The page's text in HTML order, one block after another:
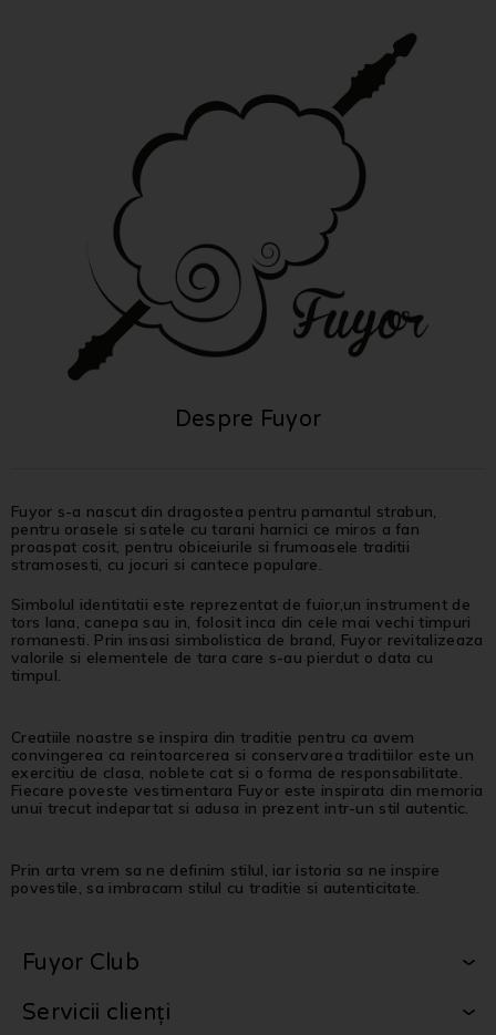
Despre Fuyor
Fuyor s-a nascut din dragostea pentru pamantul strabun,
pentru orasele si satele cu tarani harnici ce miros a fan
proaspat cosit, pentru obiceiurile si frumoasele traditii
stramosesti, cu jocuri si cantece populare.
Simbolul identitatii este reprezentat de fuior,un instrument de
tors lana, canepa sau in, folosit inca din cele mai vechi timpuri
romanesti. Prin insasi simbolistica de brand, Fuyor revitalizeaza
valorile si elementele de tara care s-au pierdut o data cu
timpul.
Creatiile noastre se inspira din traditie pentru ca avem
convingerea ca reintoarcerea si conservarea traditiilor este un
exercitiu de clasa, noblete cat si o forma de responsabilitate.
Fiecare poveste vestimentara Fuyor este inspirata din memoria
unui trecut indepartat si adusa in prezent intr-un stil autentic.
Prin arta vrem sa ne definim stilul, iar istoria sa ne inspire
povestile, sa imbracam stilul cu traditie si autenticitate.
Fuyor Club
Servicii clienți